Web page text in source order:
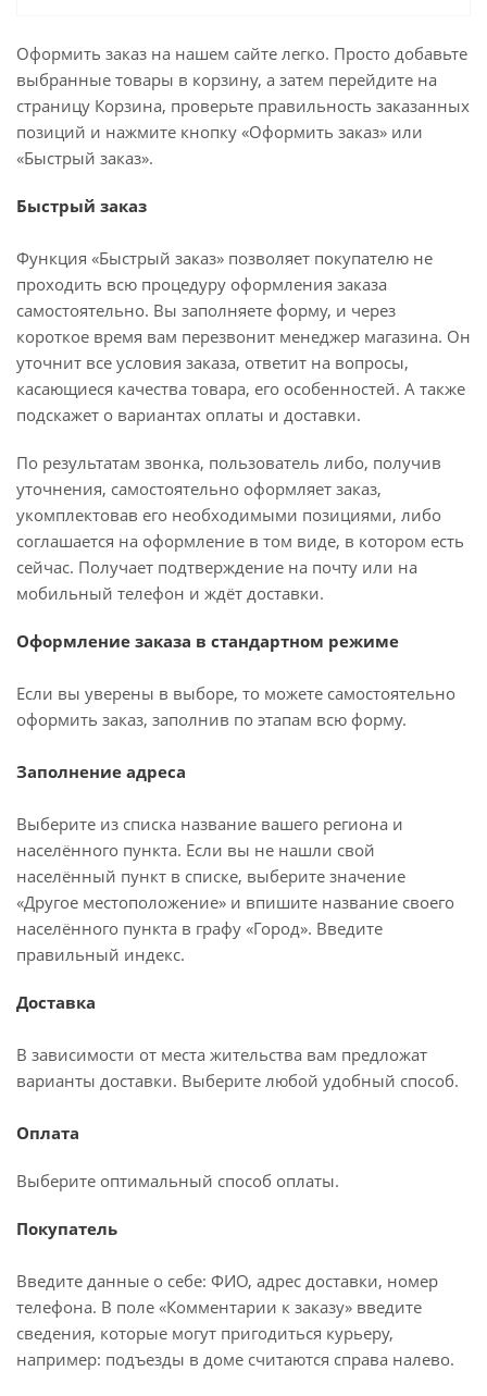
Оформить заказ на нашем сайте легко. Просто добавьте
выбранные товары в корзину, а затем перейдите на
страницу Корзина, проверьте правильность заказанных
позиций и нажмите кнопку «Оформить заказ» или
«Быстрый заказ».
Быстрый заказ
Функция «Быстрый заказ» позволяет покупателю не
проходить всю процедуру оформления заказа
самостоятельно. Вы заполняете форму, и через
короткое время вам перезвонит менеджер магазина. Он
уточнит все условия заказа, ответит на вопросы,
касающиеся качества товара, его особенностей. А также
подскажет о вариантах оплаты и доставки.
По результатам звонка, пользователь либо, получив
уточнения, самостоятельно оформляет заказ,
укомплектовав его необходимыми позициями, либо
соглашается на оформление в том виде, в котором есть
сейчас. Получает подтверждение на почту или на
мобильный телефон и ждёт доставки.
Оформление заказа в стандартном режиме
Если вы уверены в выборе, то можете самостоятельно
оформить заказ, заполнив по этапам всю форму.
Заполнение адреса
Выберите из списка название вашего региона и
населённого пункта. Если вы не нашли свой
населённый пункт в списке, выберите значение
«Другое местоположение» и впишите название своего
населённого пункта в графу «Город». Введите
правильный индекс.
Доставка
В зависимости от места жительства вам предложат
варианты доставки. Выберите любой удобный способ.
Оплата
Выберите оптимальный способ оплаты.
Покупатель
Введите данные о себе: ФИО, адрес доставки, номер
телефона. В поле «Комментарии к заказу» введите
сведения, которые могут пригодиться курьеру,
например: подъезды в доме считаются справа налево.